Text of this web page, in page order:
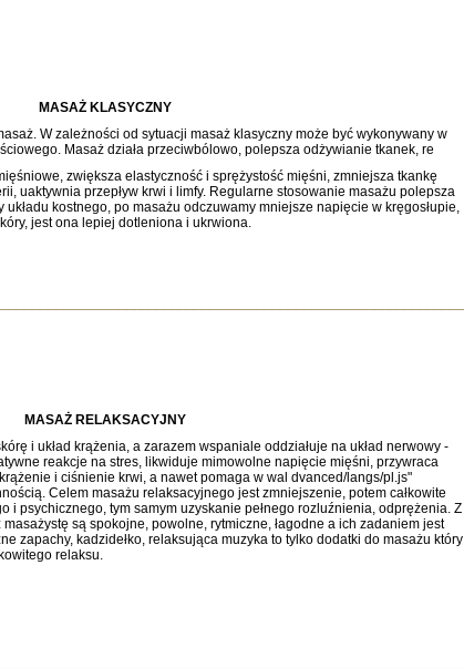
MASAŻ KLASYCZNY
W zależności od sytuacji masaż klasyczny może być wykonywany w
Masaż działa przeciwbólowo, polepsza odżywianie tkanek, re
zwiększa elastyczność i sprężystość mięśni, zmniejsza tkankę
uaktywnia przepływ krwi i limfy. Regularne stosowanie masażu polepsza
kostnego, po masażu odczuwamy mniejsze napięcie w kręgosłupie,
jest ona lepiej dotleniona i ukrwiona.
MASAŻ RELAKSACYJNY
i układ krążenia, a zarazem wspaniale oddziałuje na układ nerwowy -
reakcje na stres, likwiduje mimowolne napięcie mięśni, przywraca
i ciśnienie krwi, a nawet pomaga w wal dvanced/langs/pl.js"
Celem masażu relaksacyjnego jest zmniejszenie, potem całkowite
i psychicznego, tym samym uzyskanie pełnego rozluźnienia, odprężenia. Z
są spokojne, powolne, rytmiczne, łagodne a ich zadaniem jest
zapachy, kadzidełko, relaksująca muzyka to tylko dodatki do masażu który
relaksu.